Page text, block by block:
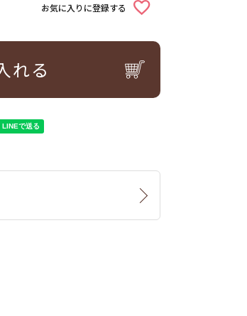
お気に入りに登録する
れる